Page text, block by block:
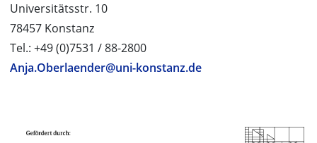
Universitätsstr. 10
78457 Konstanz
Tel.: +49 (0)7531 / 88-2800
Anja.Oberlaender@uni-konstanz.de